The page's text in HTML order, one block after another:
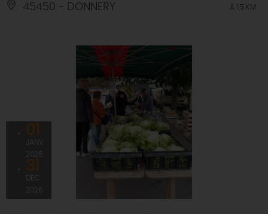
45450 - DONNERY À 1.5 KM
01
JANV
2026
31
DÉC
2026